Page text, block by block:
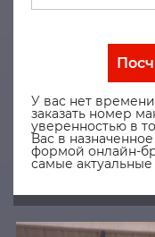
У вас нет
заказать номер
уверенностью в
Вас в
формой онлайн-
самые